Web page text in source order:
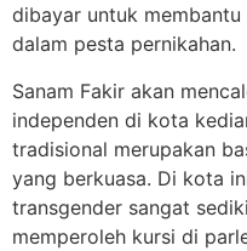
dibayar untuk
dalam pesta pernikahan.
Sanam Fakir akan
independen di kota
tradisional merupakan
yang berkuasa. Di kota
transgender sangat
memperoleh kursi di